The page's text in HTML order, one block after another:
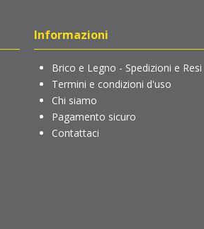
Informazioni
Brico e Legno - Spedizioni e Resi
Termini e condizioni d'uso
Chi siamo
Pagamento sicuro
Contattaci